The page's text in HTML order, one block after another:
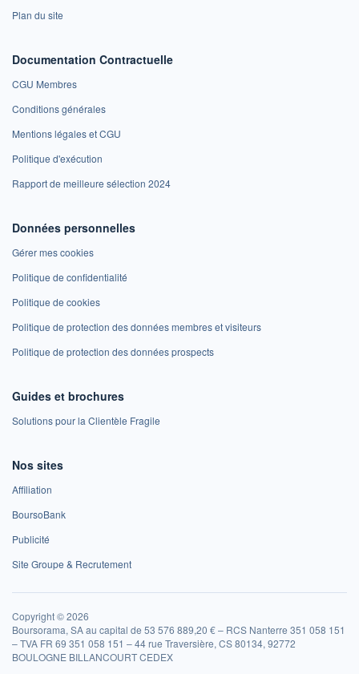
Plan du site
Documentation Contractuelle
CGU Membres
Conditions générales
Mentions légales et CGU
Politique d'exécution
Rapport de meilleure sélection 2024
Données personnelles
Gérer mes cookies
Politique de confidentialité
Politique de cookies
Politique de protection des données membres et visiteurs
Politique de protection des données prospects
Guides et brochures
Solutions pour la Clientèle Fragile
Nos sites
Affiliation
BoursoBank
Publicité
Site Groupe & Recrutement
Copyright © 2026
Boursorama, SA au capital de 53 576 889,20 € – RCS Nanterre 351 058 151
– TVA FR 69 351 058 151 – 44 rue Traversière, CS 80134, 92772
BOULOGNE BILLANCOURT CEDEX